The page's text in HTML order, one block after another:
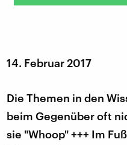
14. Februar 2017
Die Themen in den
beim Gegenüber oft
sie "Whoop" +++ Im